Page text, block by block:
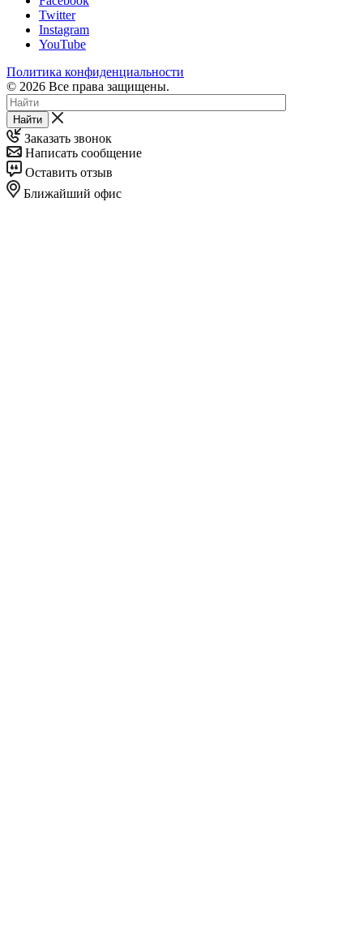
Twitter
Instagram
YouTube
Политика конфиденциальности
© 2026 Все права защищены.
Найти
Заказать звонок
Написать сообщение
Оставить отзыв
Ближайший офис